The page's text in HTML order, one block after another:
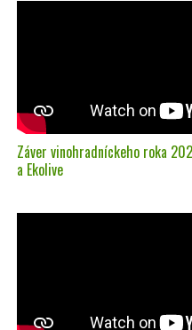
Záver vinohradníckeho roka
a Ekolive